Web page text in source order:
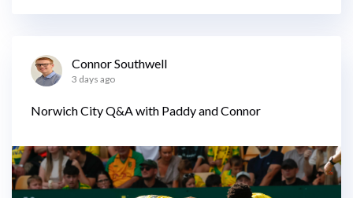
Connor Southwell
3 days ago
Norwich City Q&A with Paddy and Connor